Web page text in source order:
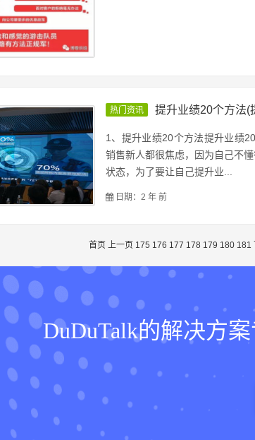
热门资讯 提升业绩20个方法(
1、提升业绩20个方法提升业绩
销售新人都很焦虑，因为自己不
状态，为了要让自己提升业...
日期：2 年 前
首页 上一页 175 176 177 178 179 180 181
DuDuTalk的解决方